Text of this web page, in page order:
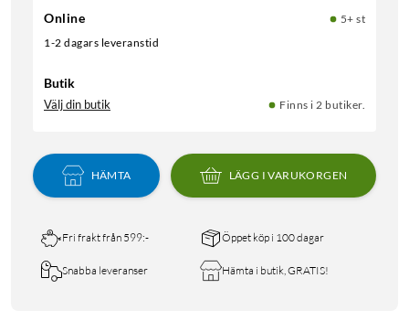
Online
5+ st
1-2 dagars leveranstid
Butik
Välj din butik Finns i 2 butiker.
HÄMTA LÄGG I VARUKORGEN
Fri frakt från 599:- Öppet köp i 100 dagar
Snabba leveranser Hämta i butik, GRATIS!